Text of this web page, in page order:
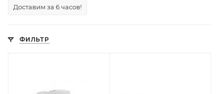
Доставим за 6 часов!
ФИЛЬТР